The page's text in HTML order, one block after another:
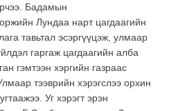
Бадамын
Лундаа нарт цагдаагийн
тавьтал эсэргүүцэж, улмаар
гаргаж цагдаагийн алба
гэмтээн хэргийн газраас
тээврийн хэрэгслээ орхин
Уг хэрэгт эрэн